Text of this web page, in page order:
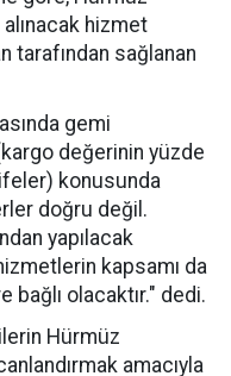
hizmet
tarafından sağlanan
gemi
değerinin yüzde
konusunda
doğru değil.
yapılacak
kapsamı da
olacaktır." dedi.
Hürmüz
amacıyla